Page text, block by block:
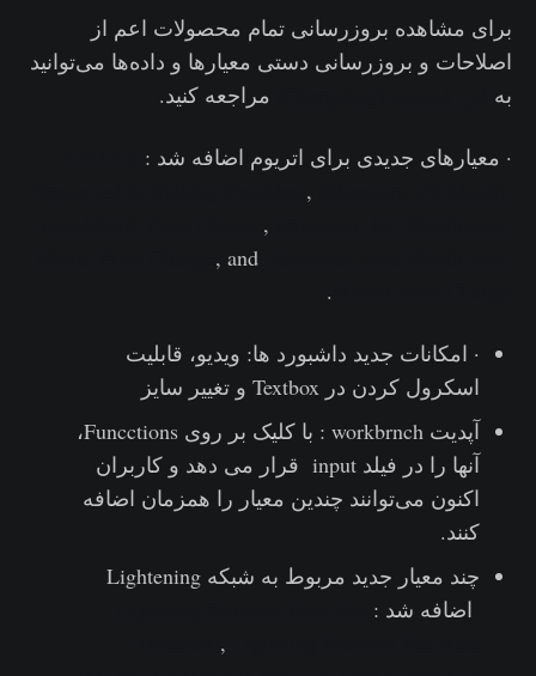
برای مشاهده بروزرسانی تمام محصولات اعم از
اصلاحات و بروزرسانی دستی معیارها و داده‌ها می‌توانید
به
مراجعه کنید.
· معیارهای جدیدی برای اتریوم اضافه شد :
,
,
, and
.
· امکانات جدید داشبورد ها: ویدیو، قابلیت
اسکرول کردن در Textbox و تغییر سایز
آپدیت workbrnch : با کلیک بر روی Funcctions،
آنها را در فیلد input قرار می دهد و کاربران
اکنون می‌توانند چندین معیار را همزمان اضافه
کنند.
چند معیار جدید مربوط به شبکه Lightening
اضافه شد :
,